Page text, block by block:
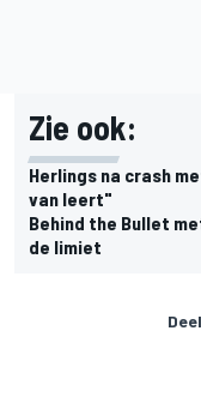
Zie ook:
Herlings na crash
van leert"
Behind the Bullet
de limiet